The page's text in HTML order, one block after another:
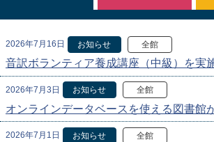
2026年7月16日 お知らせ 全館
音訳ボランティア養成講座（中級）を実
2026年7月3日 お知らせ 全館
オンラインデータベースを使える図書館
2026年7月1日 お知らせ 全館